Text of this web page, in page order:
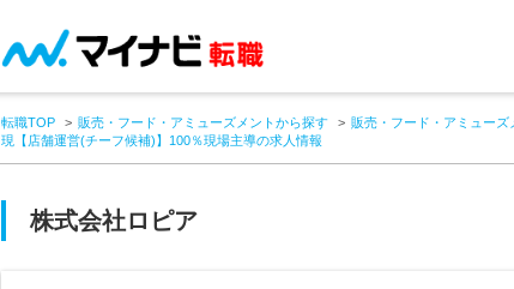
転職TOP 販売・フード・アミューズメントから探す 販売・フード・アミューズ
現【店舗運営(チーフ候補)】100％現場主導の求人情報
株式会社ロピア